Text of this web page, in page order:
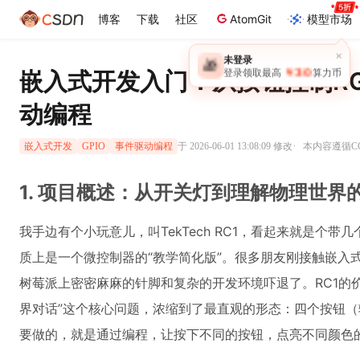
博客 下载 社区 AtomGit 模型市场
×
🎁 未登录
登录领取最高 ￥30 算力币
嵌入式开发入门：从按钮控制
动编程
嵌入式开发 GPIO 事件驱动编程 于 2026-06-01 13:08:09 修改· 本内容遵循
1. 项目概述：从开关灯到理解物理世界
我手边有个小玩意儿，叫TekTech RC1，看起来就是个带
质上是一个微控制器的“教学简化版”。很多朋友刚接触嵌
树莓派上密密麻麻的针脚和复杂的开发环境吓退了。RC1的
界对话”这个核心问题，浓缩到了最直观的形态：四个按钮
要做的，就是通过编程，让按下不同的按钮，点亮不同颜